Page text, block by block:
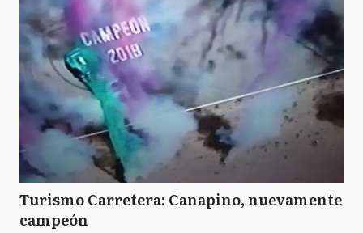
C Campana
C Cañuelas
CS Capitán Sarmiento
Turismo Carretera: Canapino, nuevamente
campeón